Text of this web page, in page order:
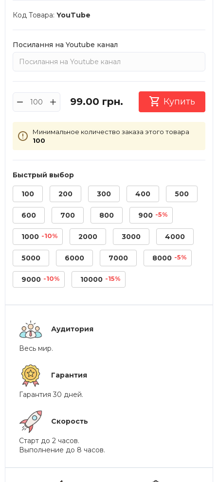
Код Товара: YouTube
Посилання на Youtube канал
99.00 грн.  Купить
Минимальное количество заказа этого товара
100
Быстрый выбор
100 200 300 400 500
600 700 800 900 -5%
1000 -10% 2000 3000 4000
5000 6000 7000 8000 -5%
9000 -10% 10000 -15%
Аудитория
Весь мир.
Гарантия
Гарантия 30 дней.
Скорость
Старт до 2 часов.
Выполнение до 8 часов.